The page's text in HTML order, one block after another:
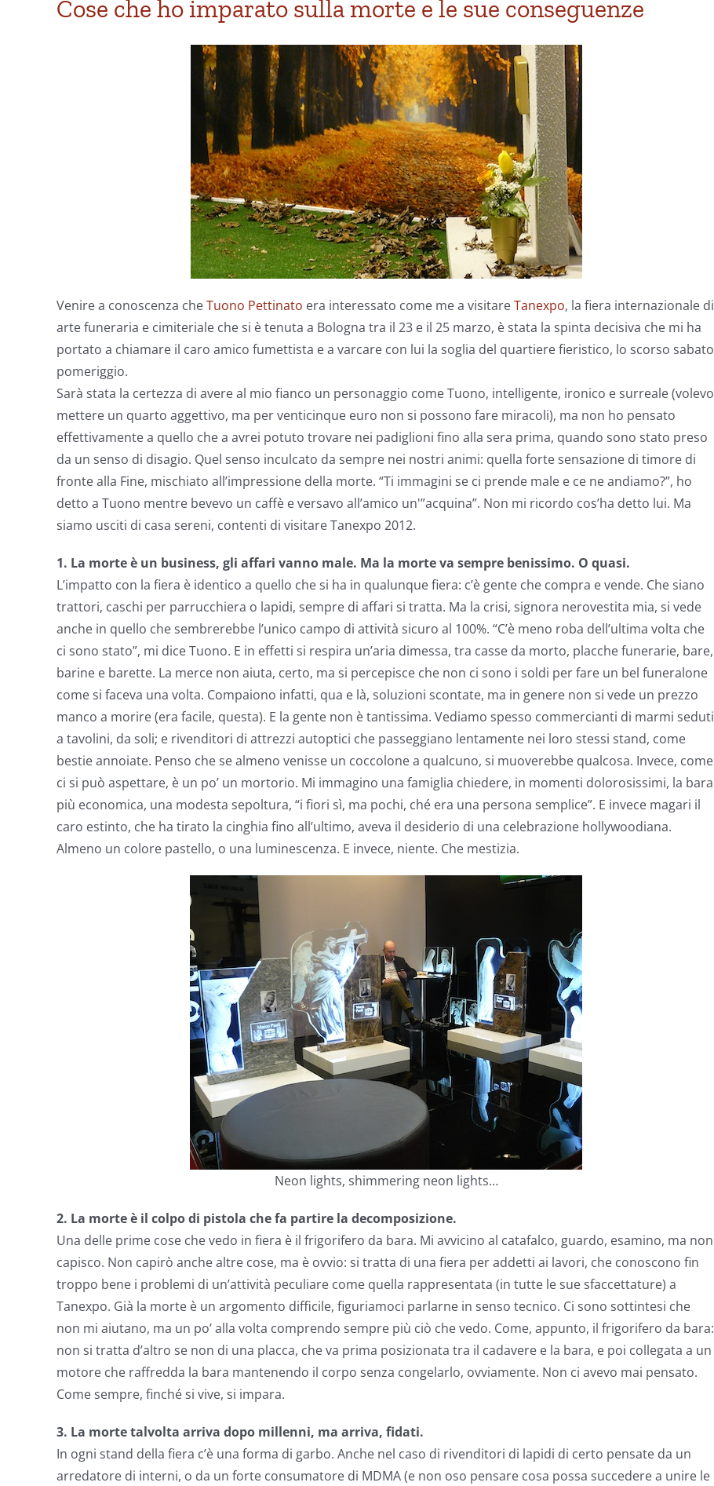
Cose che ho imparato sulla morte e le sue conseguenze
Venire a conoscenza cheTuono Pettinato era interessato come me a visitareTanexpo, la fiera internazionale di
arte funeraria e cimiteriale che si è tenuta a Bologna tra il 23 e il 25 marzo, è stata la spinta decisiva che mi ha
portato a chiamare il caro amico fumettista e a varcare con lui la soglia del quartiere fieristico, lo scorso sabato
pomeriggio.
Sarà stata la certezza di avere al mio fianco un personaggio come Tuono, intelligente, ironico e surreale (volevo
mettere un quarto aggettivo, ma per venticinque euro non si possono fare miracoli), ma non ho pensato
effettivamente a quello che a avrei potuto trovare nei padiglioni fino alla sera prima, quando sono stato preso
da un senso di disagio. Quel senso inculcato da sempre nei nostri animi: quella forte sensazione di timore di
fronte alla Fine, mischiato all’impressione della morte. “Ti immagini se ci prende male e ce ne andiamo?”, ho
detto a Tuono mentre bevevo un caffè e versavo all’amico un'”acquina”. Non mi ricordo cos’ha detto lui. Ma
siamo usciti di casa sereni, contenti di visitare Tanexpo 2012.
1. La morte è un business, gli affari vanno male. Ma la morte va sempre benissimo. O quasi.
L’impatto con la fiera è identico a quello che si ha in qualunque fiera: c’è gente che compra e vende. Che siano
trattori, caschi per parrucchiera o lapidi, sempre di affari si tratta. Ma la crisi, signora nerovestita mia, si vede
anche in quello che sembrerebbe l’unico campo di attività sicuro al 100%. “C’è meno roba dell’ultima volta che
ci sono stato”, mi dice Tuono. E in effetti si respira un’aria dimessa, tra casse da morto, placche funerarie, bare,
barine e barette. La merce non aiuta, certo, ma si percepisce che non ci sono i soldi per fare un bel funeralone
come si faceva una volta. Compaiono infatti, qua e là, soluzioni scontate, ma in genere non si vede un prezzo
manco a morire (era facile, questa). E la gente non è tantissima. Vediamo spesso commercianti di marmi seduti
a tavolini, da soli; e rivenditori di attrezzi autoptici che passeggiano lentamente nei loro stessi stand, come
bestie annoiate. Penso che se almeno venisse un coccolone a qualcuno, si muoverebbe qualcosa. Invece, come
ci si può aspettare, è un po’ un mortorio. Mi immagino una famiglia chiedere, in momenti dolorosissimi, la bara
più economica, una modesta sepoltura, “i fiori sì, ma pochi, ché era una persona semplice”. E invece magari il
caro estinto, che ha tirato la cinghia fino all’ultimo, aveva il desiderio di una celebrazione hollywoodiana.
Almeno un colore pastello, o una luminescenza. E invece, niente. Che mestizia.
Neon lights, shimmering neon lights…
2. La morte è il colpo di pistola che fa partire la decomposizione.
Una delle prime cose che vedo in fiera è il frigorifero da bara. Mi avvicino al catafalco, guardo, esamino, ma non
capisco. Non capirò anche altre cose, ma è ovvio: si tratta di una fiera per addetti ai lavori, che conoscono fin
troppo bene i problemi di un’attività peculiare come quella rappresentata (in tutte le sue sfaccettature) a
Tanexpo. Già la morte è un argomento difficile, figuriamoci parlarne in senso tecnico. Ci sono sottintesi che
non mi aiutano, ma un po’ alla volta comprendo sempre più ciò che vedo. Come, appunto, il frigorifero da bara:
non si tratta d’altro se non di una placca, che va prima posizionata tra il cadavere e la bara, e poi collegata a un
motore che raffredda la bara mantenendo il corpo senza congelarlo, ovviamente. Non ci avevo mai pensato.
Come sempre, finché si vive, si impara.
3. La morte talvolta arriva dopo millenni, ma arriva, fidati.
In ogni stand della fiera c’è una forma di garbo. Anche nel caso di rivenditori di lapidi di certo pensate da un
arredatore di interni, o da un forte consumatore di MDMA (e non oso pensare cosa possa succedere a unire le